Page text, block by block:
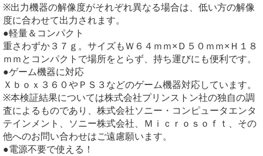
※出力機器の解像度がそれぞれ異なる場合は、低い方の解像
度に合わせて出力されます。
●軽量＆コンパクト
重さわずか３７ｇ。サイズもＷ６４ｍｍ×Ｄ５０ｍｍ×Ｈ１８
ｍｍとコンパクトで場所をとらず、持ち運びにも便利です。
●ゲーム機器に対応
Ｘｂｏｘ３６０やＰＳ３などのゲーム機器対応しています。
※本検証結果については株式会社プリンストン社の独自の調
査によるものであり、株式会社ソニー・コンピュータエンタ
テインメント、ソニー株式会社、Ｍｉｃｒｏｓｏｆｔ、その
他へのお問い合わせはご遠慮願います。
●電源不要で使える！